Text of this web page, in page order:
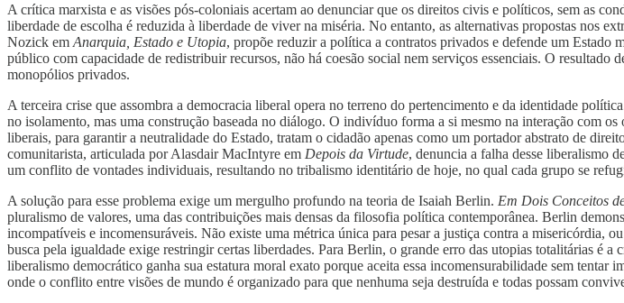
A crítica marxista e as visões pós-coloniais acertam ao denunciar que os direitos civis e políticos, sem as
liberdade de escolha é reduzida à liberdade de viver na miséria. No entanto, as alternativas propostas nos
Nozick em Anarquia, Estado e Utopia, propõe reduzir a política a contratos privados e defende um Estado
público com capacidade de redistribuir recursos, não há coesão social nem serviços essenciais. O
monopólios privados.
A terceira crise que assombra a democracia liberal opera no terreno do pertencimento e da identidade
no isolamento, mas uma construção baseada no diálogo. O indivíduo forma a si mesmo na interação com
liberais, para garantir a neutralidade do Estado, tratam o cidadão apenas como um portador abstrato de
comunitarista, articulada por Alasdair MacIntyre em Depois da Virtude, denuncia a falha desse liberalismo
um conflito de vontades individuais, resultando no tribalismo identitário de hoje, no qual cada grupo se
A solução para esse problema exige um mergulho profundo na teoria de Isaiah Berlin. Em Dois Conceitos
pluralismo de valores, uma das contribuições mais densas da filosofia política contemporânea. Berlin
incompatíveis e incomensuráveis. Não existe uma métrica única para pesar a justiça contra a misericórdia,
busca pela igualdade exige restringir certas liberdades. Para Berlin, o grande erro das utopias totalitárias é
liberalismo democrático ganha sua estatura moral exato porque aceita essa incomensurabilidade sem
onde o conflito entre visões de mundo é organizado para que nenhuma seja destruída e todas possam